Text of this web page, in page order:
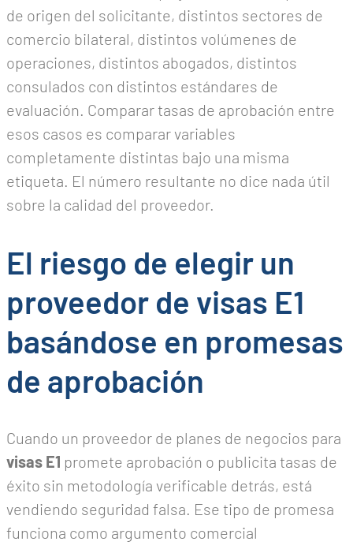
de origen del solicitante, distintos sectores de
comercio bilateral, distintos volúmenes de
operaciones, distintos abogados, distintos
consulados con distintos estándares de
evaluación. Comparar tasas de aprobación entre
esos casos es comparar variables
completamente distintas bajo una misma
etiqueta. El número resultante no dice nada útil
sobre la calidad del proveedor.
El riesgo de elegir un
proveedor de visas E1
basándose en promesas
de aprobación
Cuando un proveedor de planes de negocios para
visas E1 promete aprobación o publicita tasas de
éxito sin metodología verificable detrás, está
vendiendo seguridad falsa. Ese tipo de promesa
funciona como argumento comercial